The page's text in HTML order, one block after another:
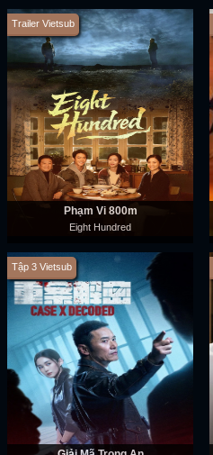
Trailer Vietsub
Phạm Vi 800m
Eight Hundred
Tập 3 Vietsub